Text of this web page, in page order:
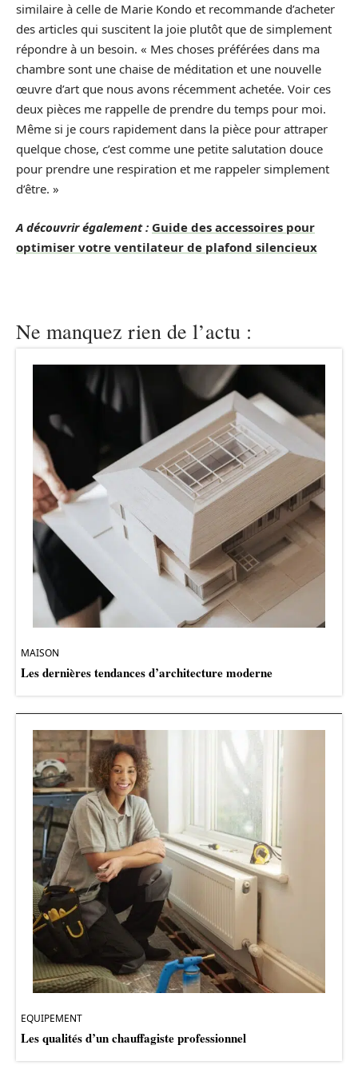
similaire à celle de Marie Kondo et recommande d’acheter
des articles qui suscitent la joie plutôt que de simplement
répondre à un besoin. « Mes choses préférées dans ma
chambre sont une chaise de méditation et une nouvelle
œuvre d’art que nous avons récemment achetée. Voir ces
deux pièces me rappelle de prendre du temps pour moi.
Même si je cours rapidement dans la pièce pour attraper
quelque chose, c’est comme une petite salutation douce
pour prendre une respiration et me rappeler simplement
d’être. »
A découvrir également : Guide des accessoires pour
optimiser votre ventilateur de plafond silencieux
Ne manquez rien de l’actu :
MAISON
Les dernières tendances d’architecture moderne
EQUIPEMENT
Les qualités d’un chauffagiste professionnel